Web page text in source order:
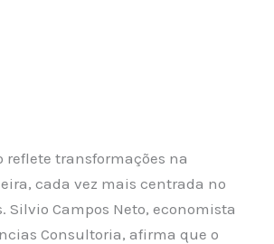
reflete transformações na
cada vez mais centrada no
Silvio Campos Neto, economista
Consultoria, afirma que o